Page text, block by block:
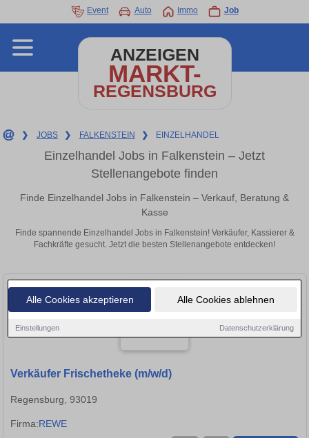
Alle Cookies akzeptieren Alle Cookies ablehnen
Einstellungen Datenschutzerklärung
Event Auto Immo Job
ANZEIGEN
MARKT-
REGENSBURG
❯ JOBS ❯ FALKENSTEIN ❯ EINZELHANDEL
Einzelhandel Jobs in Falkenstein – Jetzt
Stellenangebote finden
Finde Einzelhandel Jobs in Falkenstein – Verkauf, Beratung &
Kasse
Finde spannende Einzelhandel Jobs in Falkenstein! Verkäufer, Kassierer &
Fachkräfte gesucht. Jetzt die besten Stellenangebote entdecken!
Verkäufer Frischetheke (m/w/d)
Regensburg, 93019
Firma:REWE